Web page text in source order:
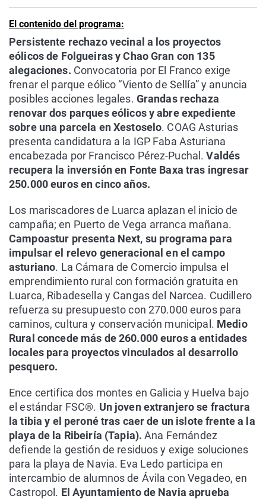
La rosa de los vientos
Como el perro y el
Caso
Equipo de
Operación Viuda
Extremadura
La Rioja
Navarra
País Vasco
Virales
Elecciones
El contenido del programa:
Persistente rechazo vecinal a los proyectos
eólicos de Folgueiras y Chao Gran con 135
alegaciones. Convocatoria por El Franco exige
frenar el parque eólico “Viento de Sellía” y anuncia
posibles acciones legales. Grandas rechaza
renovar dos parques eólicos y abre expediente
sobre una parcela en Xestoselo. COAG Asturias
presenta candidatura a la IGP Faba Asturiana
encabezada por Francisco Pérez-Puchal.Valdés
recupera la inversión en Fonte Baxa tras ingresar
250.000 euros en cinco años.
Los mariscadores de Luarca aplazan el inicio de
campaña; en Puerto de Vega arranca mañana.
Campoastur presenta Next, su programa para
impulsar el relevo generacional en el campo
asturiano. La Cámara de Comercio impulsa el
emprendimiento rural con formación gratuita en
Luarca, Ribadesella y Cangas del Narcea. Cudillero
refuerza su presupuesto con 270.000 euros para
caminos, cultura y conservación municipal. Medio
Rural concede más de 260.000 euros a entidades
locales para proyectos vinculados al desarrollo
pesquero.
Ence certifica dos montes en Galicia y Huelva bajo
el estándar FSC®. Un joven extranjero se fractura
la tibia y el peroné tras caer de un islote frente a la
playa de la Ribeiría (Tapia). Ana Fernández
defiende la gestión de residuos y exige soluciones
para la playa de Navia. Eva Ledo participa en
intercambio de alumnos de Ávila con Vegadeo, en
Castropol. El Ayuntamiento de Navia aprueba